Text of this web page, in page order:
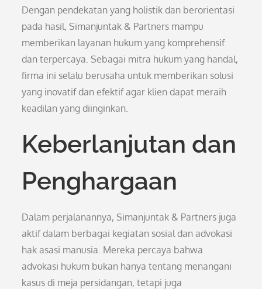
Dengan pendekatan yang holistik dan berorientasi
pada hasil, Simanjuntak & Partners mampu
memberikan layanan hukum yang komprehensif
dan terpercaya. Sebagai mitra hukum yang handal,
firma ini selalu berusaha untuk memberikan solusi
yang inovatif dan efektif agar klien dapat meraih
keadilan yang diinginkan.
Keberlanjutan dan
Penghargaan
Dalam perjalanannya, Simanjuntak & Partners juga
aktif dalam berbagai kegiatan sosial dan advokasi
hak asasi manusia. Mereka percaya bahwa
advokasi hukum bukan hanya tentang menangani
kasus di meja persidangan, tetapi juga